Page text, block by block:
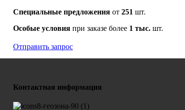
Специальные предложения от 251 шт.
Особые условия при заказе более 1 тыс. шт.
Отправить запрос
Контактная информация